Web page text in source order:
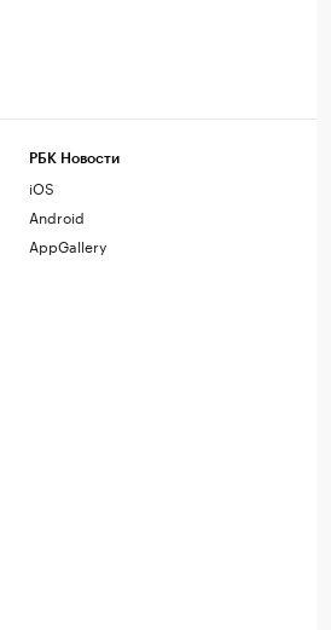
РБК Новости
iOS
Android
AppGallery